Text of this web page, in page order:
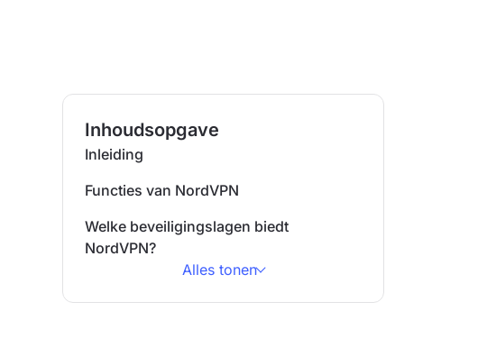
Inhoudsopgave
Inleiding
Functies van NordVPN
Welke beveiligingslagen biedt
NordVPN?
Alles tonen